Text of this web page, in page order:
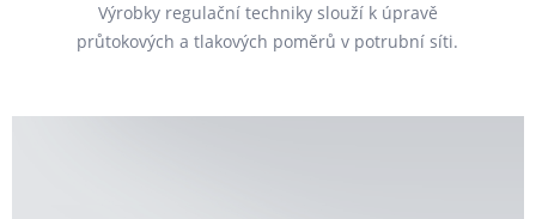
Výrobky regulační techniky slouží k úpravě
průtokových a tlakových poměrů v potrubní síti.